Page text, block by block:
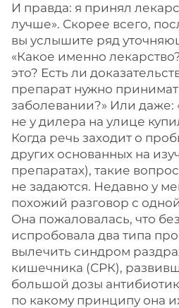
И правда: я принял
лучше». Скорее всего,
вы услышите ряд
«Какое именно
это? Есть ли
препарат нужно
заболевании?» Или даже:
не у дилера на улице
Когда речь заходит о
других основанных на
препаратах), такие
не задаются. Недавно у
похожий разговор с
Она пожаловалась, что
испробовала два типа
вылечить синдром
кишечника (СРК),
большой дозы
по какому принципу она